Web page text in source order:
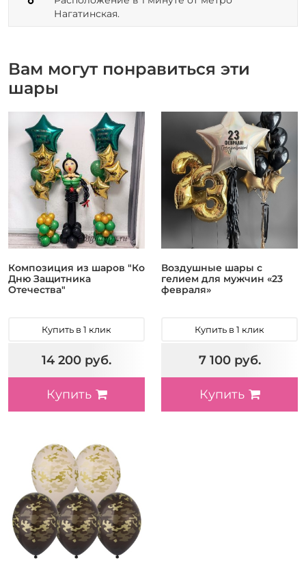
Нагатинская.
Вам могут понравиться эти
шары
Композиция из шаров "Ко
Дню Защитника
Отечества"
Купить в 1 клик
14 200 руб.
Купить
Воздушные шары с
гелием для мужчин «23
февраля»
Купить в 1 клик
7 100 руб.
Купить